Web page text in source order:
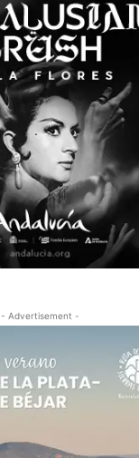
- Advertisement -